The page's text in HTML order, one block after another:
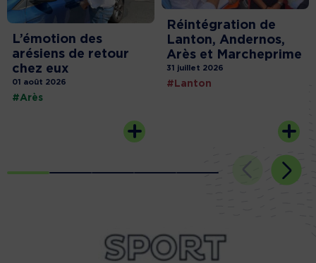
L’émotion des
arésiens de retour
chez eux
01 août 2026
#Arès
Réintégration de
Lanton, Andernos,
Arès et Marcheprime
31 juillet 2026
#Lanton